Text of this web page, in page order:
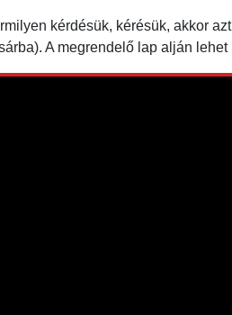
kérdésük, kérésük, akkor
A megrendelő lap alján